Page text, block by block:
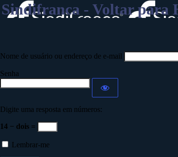
Sindifranca - Voltar para
Nome de usuário ou endereço de e-mail
Senha
Digite uma resposta em números:
14 − dois =
Lembrar-me